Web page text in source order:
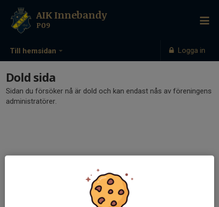
Till hemsidan Logga in
AIK Innebandy
P09
Dold sida
Sidan du försöker nå är dold och kan endast nås av föreningens
administratörer.